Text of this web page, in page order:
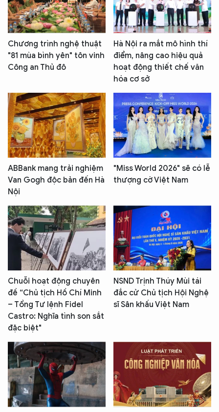
Chương trình nghệ thuật
"81 mùa bình yên" tôn vinh
Công an Thủ đô
Hà Nội ra mắt mô hình thí
điểm, nâng cao hiệu quả
hoạt động thiết chế văn
hóa cơ sở
ABBank mang trải nghiệm
Van Gogh độc bản đến Hà
Nội
"Miss World 2026" sẽ có lễ
thượng cờ Việt Nam
Chuỗi hoạt động chuyên
đề “Chủ tịch Hồ Chí Minh
– Tổng Tư lệnh Fidel
Castro: Nghĩa tình son sắt
đặc biệt"
NSND Trịnh Thúy Mùi tái
đắc cử Chủ tịch Hội Nghệ
sĩ Sân khấu Việt Nam